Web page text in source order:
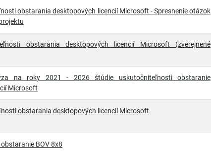
obstarania desktopových licencií Microsoft - Spresnenie otázok
obstarania desktopových licencií Microsoft (zverejnené
na roky 2021 - 2026 štúdie uskutočniteľnosti obstaranie
Microsoft
obstarania desktopových licencií Microsoft
BOV 8x8